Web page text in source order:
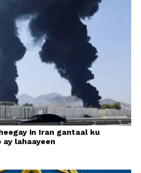
in Iran gantaal ku
lahaayeen